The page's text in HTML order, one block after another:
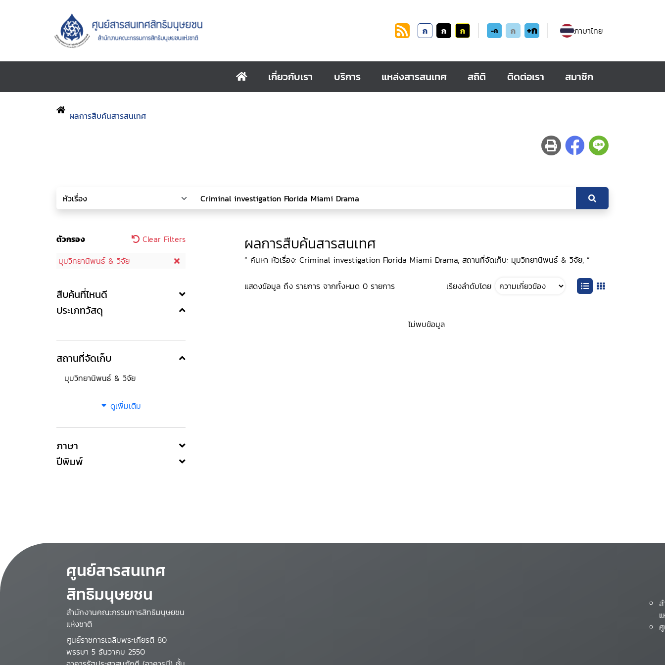
ก ก ก -ก ก +ก ภาษาไทย
เกี่ยวกับเรา บริการ แหล่งสารสนเทศ สถิติ ติดต่อเรา สมาชิก
ผลการสืบค้นสารสนเทศ
ตัวกรอง
Clear Filters
มุมวิทยานิพนธ์ & วิจัย
สืบค้นที่ไหนดี
ประเภทวัสดุ
สถานที่จัดเก็บ
มุมวิทยานิพนธ์ & วิจัย
ดูเพิ่มเติม
ภาษา
ปีพิมพ์
ผลการสืบค้นสารสนเทศ
“ ค้นหา หัวเรื่อง: Criminal investigation Florida Miami Drama, สถานที่จัดเก็บ: มุมวิทยานิพนธ์ & วิจัย, ”
แสดงข้อมูล ถึง รายการ จากทั้งหมด 0 รายการ เรียงลำดับโดย
ไม่พบข้อมูล
ศูนย์สารสนเทศ
สิทธิมนุษยชน
สำนักงานคณะกรรมการสิทธิมนุษยชน
แห่งชาติ
ศูนย์ราชการเฉลิมพระเกียรติ 80
พรรษา 5 ธันวาคม 2550